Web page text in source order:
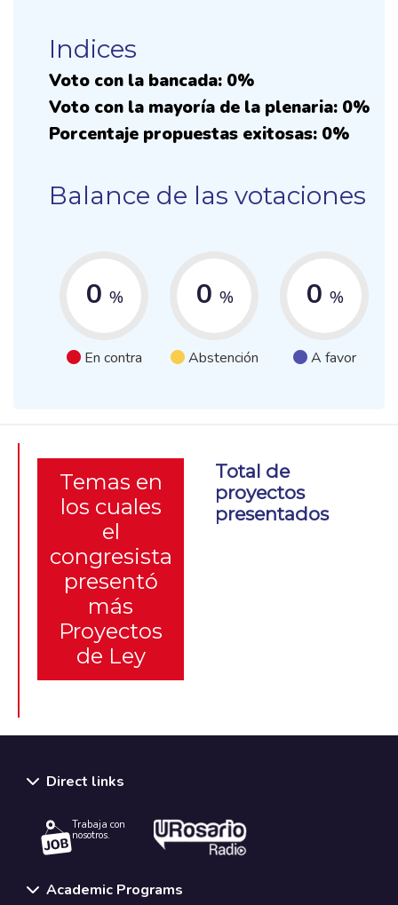
Indices
Voto con la bancada: 0%
Voto con la mayoría de la plenaria: 0%
Porcentaje propuestas exitosas: 0%
Balance de las votaciones
0 %
En contra
0 %
Abstención
0 %
A favor
Temas en
los cuales
el
congresista
presentó
más
Proyectos
de Ley
Total de
proyectos
presentados
Direct links
Trabaja con
nosotros.
Academic Programs